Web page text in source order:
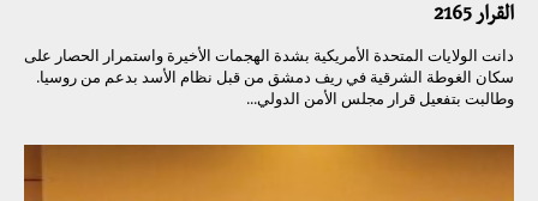
القرار 2165
دانت الولايات المتحدة الأمريكية بشدة الهجمات الأخيرة واستمرار الحصار على
سكان الغوطة الشرقية في ريف دمشق من قبل نظام الأسد بدعم من روسيا.
وطالبت بتفعيل قرار مجلس الأمن الدولي...